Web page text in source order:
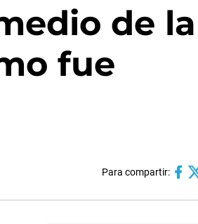
de la
fue
Para compartir: